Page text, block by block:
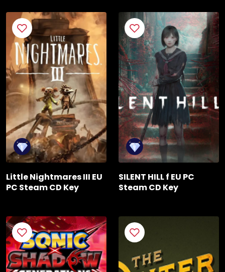
Little Nightmares III EU
PC Steam CD Key
SILENT HILL f EU PC
Steam CD Key